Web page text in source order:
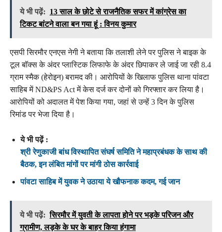
ये भी पढ़ें: 13 साल के छोटे से राजनैतिक सफर में कांग्रेस का
टिकट बांटने वाला बन गया हूं : विनय कुमार
एसपी सिरमौर एनएस नेगी ने बताया कि तलाशी लेने पर पुलिस ने बाइक के
टूल बॉक्स के अंदर प्लास्टिक लिफाफे के अंदर छिपाकर ले जाई जा रही 8.4
ग्राम स्मैक (हेरोइन) बरामद की। आरोपियों के खिलाफ पुलिस थाना पांवटा
साहिब में ND&PS Act में केस दर्ज कर दोनों को गिरफ्तार कर लिया है।
आरोपियों को अदालत में पेश किया गया, जहां से उन्हें 3 दिन के पुलिस
रिमांड पर भेजा दिया है।
ये भी पढ़ें :
श्री रेणुकाजी बांध विस्थापित संघर्ष समिति ने महाप्रबंधक के साथ की
बैठक, इन लंबित मांगों पर मांगी ठोस कार्रवाई
पांवटा साहिब में युवक ने उठाया ये खौफनाक कदम, गई जान
ये भी पढ़ें: सिरमौर में युवती के लापता होने पर भड़के परिजन और
ग्रामीण, लड़के के घर के बाहर किया हंगामा